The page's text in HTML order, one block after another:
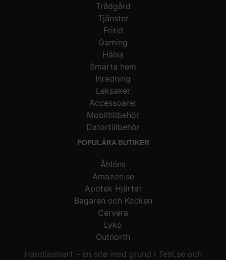
Trädgård
Tjänster
Fritid
Gaming
Hälsa
Smarta hem
Inredning
Leksaker
Accessoarer
Mobiltillbehör
Datortillbehör
POPULÄRA BUTIKER
Åhléns
Amazon.se
Apotek Hjärtat
Bagaren och Kocken
Cervera
Lyko
Outnorth
Handlasmart – en site med grund i Test.se och